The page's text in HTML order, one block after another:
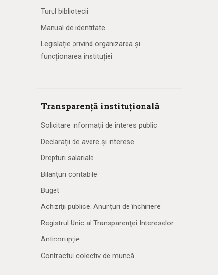
Turul bibliotecii
Manual de identitate
Legislație privind organizarea și
funcționarea instituției
Transparență instituțională
Solicitare informaţii de interes public
Declarații de avere și interese
Drepturi salariale
Bilanțuri contabile
Buget
Achiziţii publice. Anunţuri de închiriere
Registrul Unic al Transparenţei Intereselor
Anticorupție
Contractul colectiv de muncă